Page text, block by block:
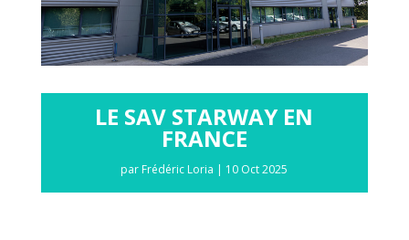
LE SAV STARWAY EN
FRANCE
par Frédéric Loria | 10 Oct 2025